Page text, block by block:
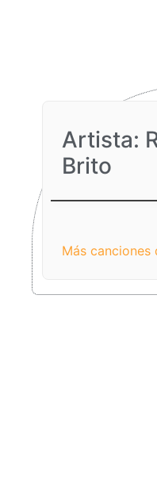
Artista:
Brito
Anhelante
Más canciones